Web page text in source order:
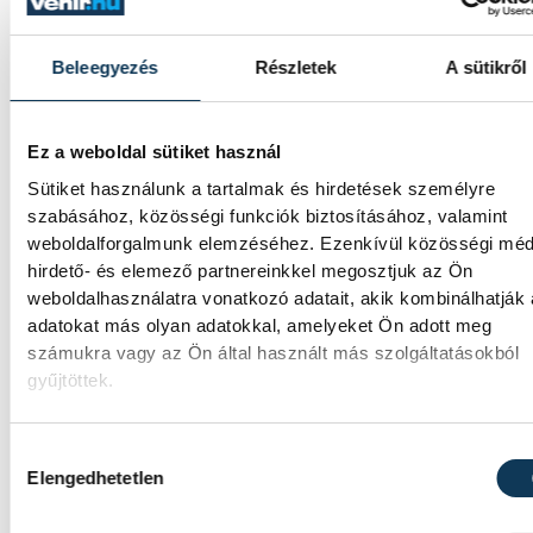
Beleegyezés Részletek A sütikről
Ez a weboldal sütiket használ
Sütiket használunk a tartalmak és hirdetések személyre
szabásához, közösségi funkciók biztosításához, valamint
weboldalforgalmunk elemzéséhez. Ezenkívül közösségi
hirdető- és elemező partnereinkkel megosztjuk az Ön
weboldalhasználatra vonatkozó adatait, akik kombinálhatják
adatokat más olyan adatokkal, amelyeket Ön adott meg
számukra vagy az Ön által használt más szolgáltatásokból
gyűjtöttek.
Elengedhetetlen
Késéltánc a Dunán: Mi
történik, ha leáll Paks?
Mártha Imre, az MVM Zrt. egykori
interjújában vázolta fel a Paksi Atomerőmű
előtt álló példátlan technológiai
A szakember, aki korábban éveken át felelt
hazai energetikai fejlesztésekért és a paksi
blokkok működéséért, arra figyelmeztet:
erőmű olyan üzemállapotban van, amelyre
eredetileg nem tervezték.
kezdeményezte, hogy jövő